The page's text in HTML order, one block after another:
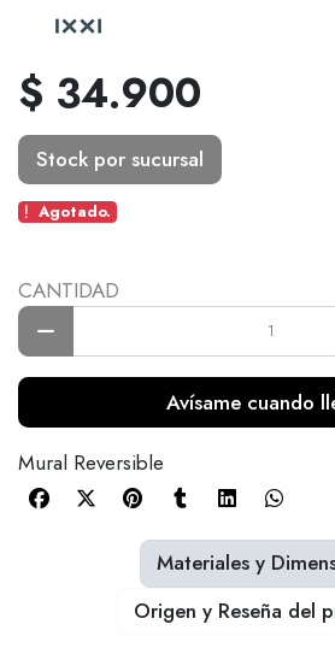
$ 34.900
Stock por sucursal
Agotado.
CANTIDAD
Avísame cuando
Mural Reversible
Materiales y
Origen y Reseña del